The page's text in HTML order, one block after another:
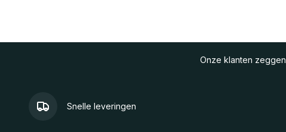
Onze klanten zeggen
Snelle leveringen